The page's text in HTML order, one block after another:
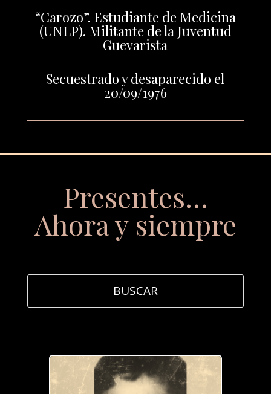
“Carozo”. Estudiante de Medicina
(UNLP). Militante de la Juventud
Guevarista
Secuestrado y desaparecido el
20/09/1976
Presentes…
Ahora y siempre